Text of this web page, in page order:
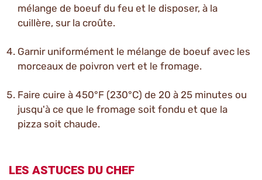
mélange de boeuf du feu et le disposer, à la
cuillère, sur la croûte.
Garnir uniformément le mélange de boeuf avec les
morceaux de poivron vert et le fromage.
Faire cuire à 450°F (230°C) de 20 à 25 minutes ou
jusqu'à ce que le fromage soit fondu et que la
pizza soit chaude.
LES ASTUCES DU CHEF